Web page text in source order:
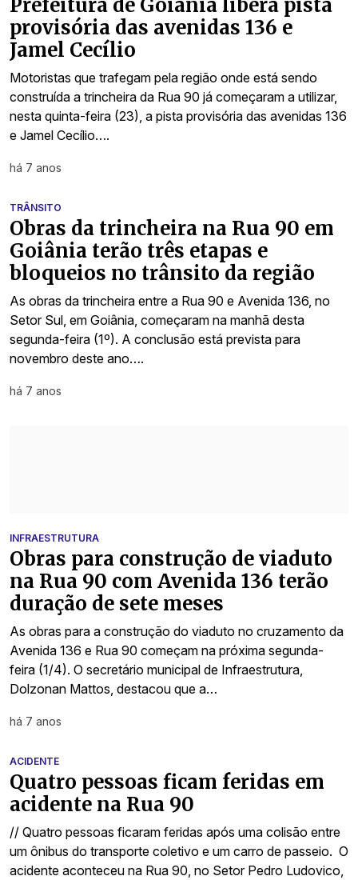
Prefeitura de Goiânia libera pista
provisória das avenidas 136 e
Jamel Cecílio
Motoristas que trafegam pela região onde está sendo
construída a trincheira da Rua 90 já começaram a utilizar,
nesta quinta-feira (23), a pista provisória das avenidas 136
e Jamel Cecílio….
há 7 anos
TRÂNSITO
Obras da trincheira na Rua 90 em
Goiânia terão três etapas e
bloqueios no trânsito da região
As obras da trincheira entre a Rua 90 e Avenida 136, no
Setor Sul, em Goiânia, começaram na manhã desta
segunda-feira (1º). A conclusão está prevista para
novembro deste ano….
há 7 anos
INFRAESTRUTURA
Obras para construção de viaduto
na Rua 90 com Avenida 136 terão
duração de sete meses
As obras para a construção do viaduto no cruzamento da
Avenida 136 e Rua 90 começam na próxima segunda-
feira (1/4). O secretário municipal de Infraestrutura,
Dolzonan Mattos, destacou que a…
há 7 anos
ACIDENTE
Quatro pessoas ficam feridas em
acidente na Rua 90
// Quatro pessoas ficaram feridas após uma colisão entre
um ônibus do transporte coletivo e um carro de passeio. O
acidente aconteceu na Rua 90, no Setor Pedro Ludovico,